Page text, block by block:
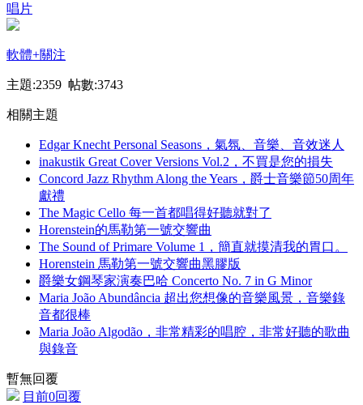
唱片
軟體+關注
主題:2359 帖數:3743
相關主題
Edgar Knecht Personal Seasons，氣氛、音樂、音效迷人
inakustik Great Cover Versions Vol.2，不買是您的損失
Concord Jazz Rhythm Along the Years，爵士音樂節50周年
獻禮
The Magic Cello 每一首都唱得好聽就對了
Horenstein的馬勒第一號交響曲
The Sound of Primare Volume 1，簡直就摸清我的胃口。
Horenstein 馬勒第一號交響曲黑膠版
爵樂女鋼琴家演奏巴哈 Concerto No. 7 in G Minor
Maria João Abundância 超出您想像的音樂風景，音樂錄
音都很棒
Maria João Algodão，非常精彩的唱腔，非常好聽的歌曲
與錄音
暫無回覆
目前0回覆